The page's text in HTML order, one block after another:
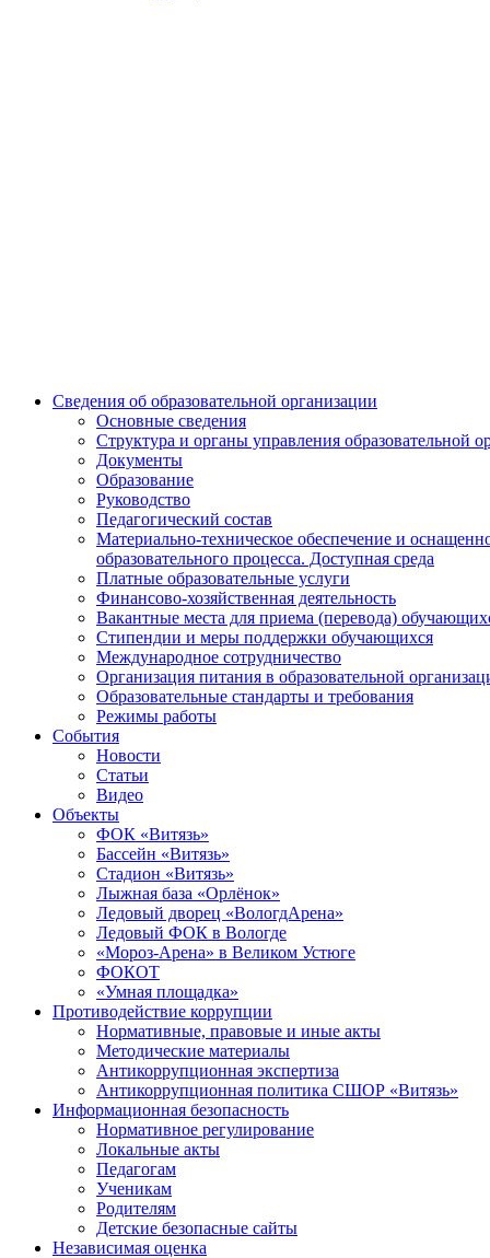
Сведения об образовательной организации
Основные сведения
Структура и органы управления образовательной
Документы
Образование
Руководство
Педагогический состав
Материально-техническое обеспечение и
образовательного процесса. Доступная среда
Платные образовательные услуги
Финансово-хозяйственная деятельность
Вакантные места для приема (перевода)
Стипендии и меры поддержки обучающихся
Международное сотрудничество
Организация питания в образовательной
Образовательные стандарты и требования
Режимы работы
События
Новости
Статьи
Видео
Объекты
ФОК «Витязь»
Бассейн «Витязь»
Стадион «Витязь»
Лыжная база «Орлёнок»
Ледовый дворец «ВологдАрена»
Ледовый ФОК в Вологде
«Мороз-Арена» в Великом Устюге
ФОКОТ
«Умная площадка»
Противодействие коррупции
Нормативные, правовые и иные акты
Методические материалы
Антикоррупционная экспертиза
Антикоррупционная политика СШОР «Витязь»
Информационная безопасность
Нормативное регулирование
Локальные акты
Педагогам
Ученикам
Родителям
Детские безопасные сайты
Независимая оценка